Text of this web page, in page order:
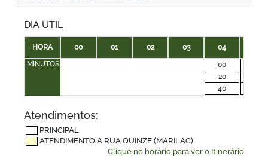
DIA UTIL
HORA 00 01 02 03 04
MINUTOS
00
20
40
Atendimentos:
PRINCIPAL
ATENDIMENTO A RUA QUINZE (MARILAC)
Clique no horário para ver o Itinerário